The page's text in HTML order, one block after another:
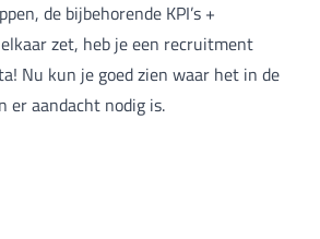
de bijbehorende KPI’s +
zet, heb je een recruitment
Nu kun je goed zien waar het in de
er aandacht nodig is.